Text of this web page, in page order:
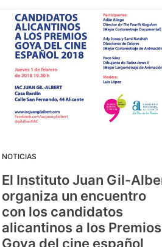
NOTICIAS
El Instituto Juan Gil-
organiza un encuentro
con los candidatos
alicantinos a los Premios
Goya del cine español